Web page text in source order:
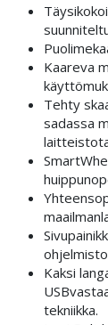
Kaareva
Tehty
sadassa
Kaksi
tekniikka.